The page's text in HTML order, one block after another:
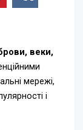
веки,
мережі,
і